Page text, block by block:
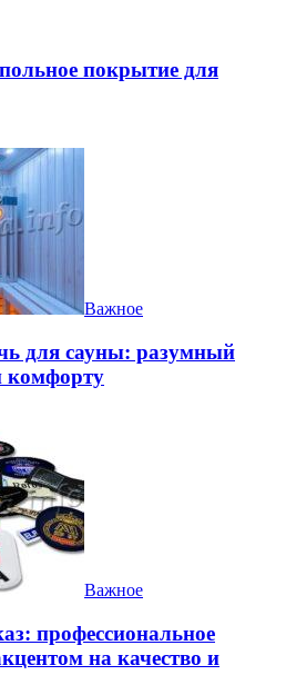
покрытие для
Важное
для сауны: разумный
комфорту
Важное
профессиональное
на качество и